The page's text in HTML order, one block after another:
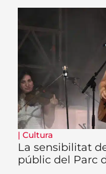
| Cultura
La sensibilitat
públic del Parc